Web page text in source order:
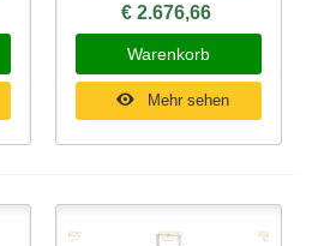
€ 2.676,66
Warenkorb
Mehr sehen